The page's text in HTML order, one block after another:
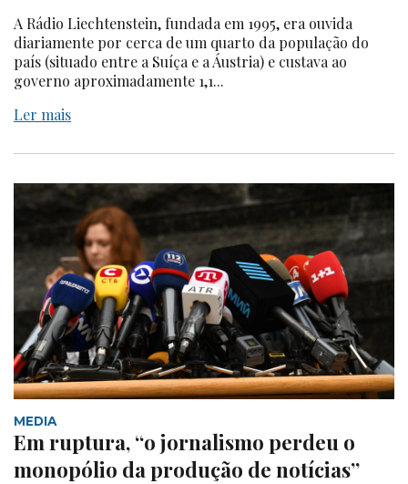
A Rádio Liechtenstein, fundada em 1995, era ouvida
diariamente por cerca de um quarto da população do
país (situado entre a Suíça e a Áustria) e custava ao
governo aproximadamente 1,1...
Ler mais
MEDIA
Em ruptura, “o jornalismo perdeu o
monopólio da produção de notícias”